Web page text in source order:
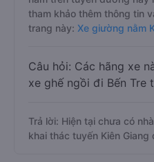
tham khảo thêm thông tin
trang này: Xe giường nằm
Câu hỏi: Các hãng xe
xe ghế ngồi đi Bến Tre
Trả lời: Hiện tại chưa có
khai thác tuyến Kiên Giang